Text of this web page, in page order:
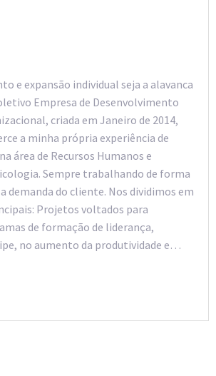
e expansão individual seja a alavanca
Empresa de Desenvolvimento
criada em Janeiro de 2014,
a minha própria experiência de
área de Recursos Humanos e
Sempre trabalhando de forma
demanda do cliente. Nos dividimos em
Projetos voltados para
de formação de liderança,
no aumento da produtividade e…